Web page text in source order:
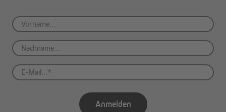
Anmelden